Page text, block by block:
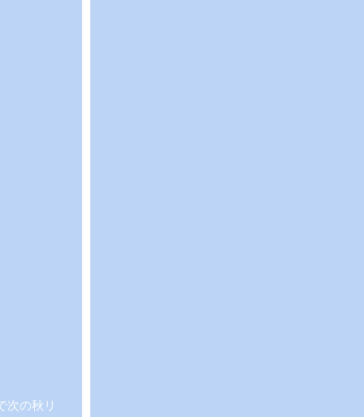
次の秋リ